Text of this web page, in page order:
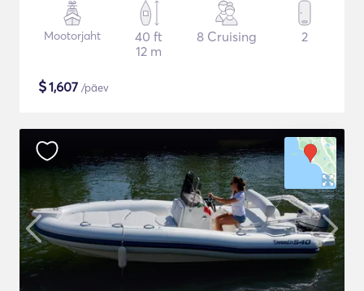
Mootorjaht
40 ft
12 m
8 Cruising 2
$1,607 /päev